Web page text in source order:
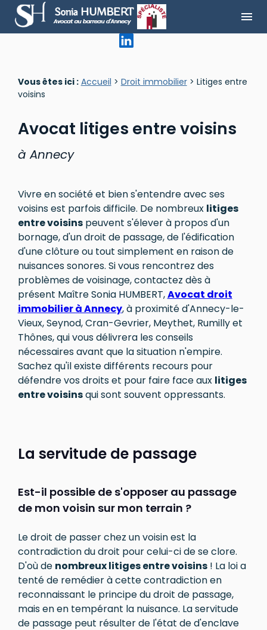
menu
Vous êtes ici : Accueil > Droit immobilier> Litiges entre
voisins
Avocat litiges entre voisins
à Annecy
Vivre en société et bien s'entendre avec ses
voisins est parfois difficile. De nombreux litiges
entre voisinspeuvent s'élever à propos d'un
bornage, d'un droit de passage, de l'édification
d'une clôture ou tout simplement en raison de
nuisances sonores. Si vous rencontrez des
problèmes de voisinage, contactez dès à
présent Maître Sonia HUMBERT,Avocat droit
immobilier à Annecy, à proximité d'Annecy-le-
Vieux, Seynod, Cran-Gevrier, Meythet, Rumilly et
Thônes, qui vous délivrera les conseils
nécessaires avant que la situation n'empire.
Sachez qu'il existe différents recours pour
défendre vos droits et pour faire face aux litiges
entre voisinsqui sont souvent oppressants.
La servitude de passage
Est-il possible de s'opposer au passage
de mon voisin sur mon terrain ?
Le droit de passer chez un voisin est la
contradiction du droit pour celui-ci de se clore.
D'où de nombreux litiges entre voisins! La loi a
tenté de remédier à cette contradiction en
reconnaissant le principe du droit de passage,
mais en en tempérant la nuisance. La servitude
de passage peut résulter de l'état de d'enclave
Panneau de gestion des cookies